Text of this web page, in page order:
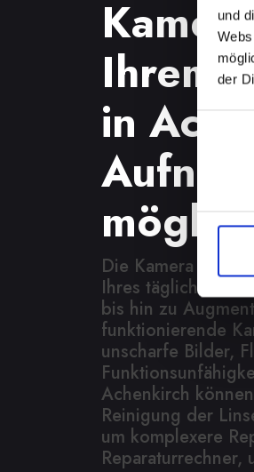
und
der
Ihrem
in
Die Kamera spielt
Ihres täglichen
bis hin zu
funktionierende
unscharfe Bilder,
Achenkirch
Reinigung der
um komplexere